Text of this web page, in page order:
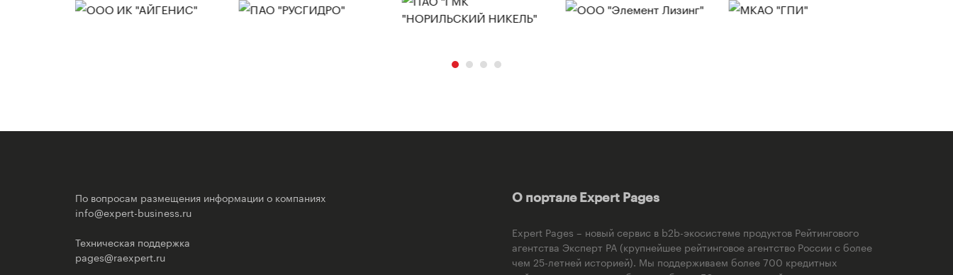
По вопросам размещения информации о компаниях
info@expert-business.ru
Техническая поддержка
pages@raexpert.ru
О портале Expert Pages
Expert Pages – новый сервис в b2b-экосистеме продуктов Рейтингового
агентства Эксперт РА (крупнейшее рейтинговое агентство России с более
чем 25-летней историей). Мы поддерживаем более 700 кредитных